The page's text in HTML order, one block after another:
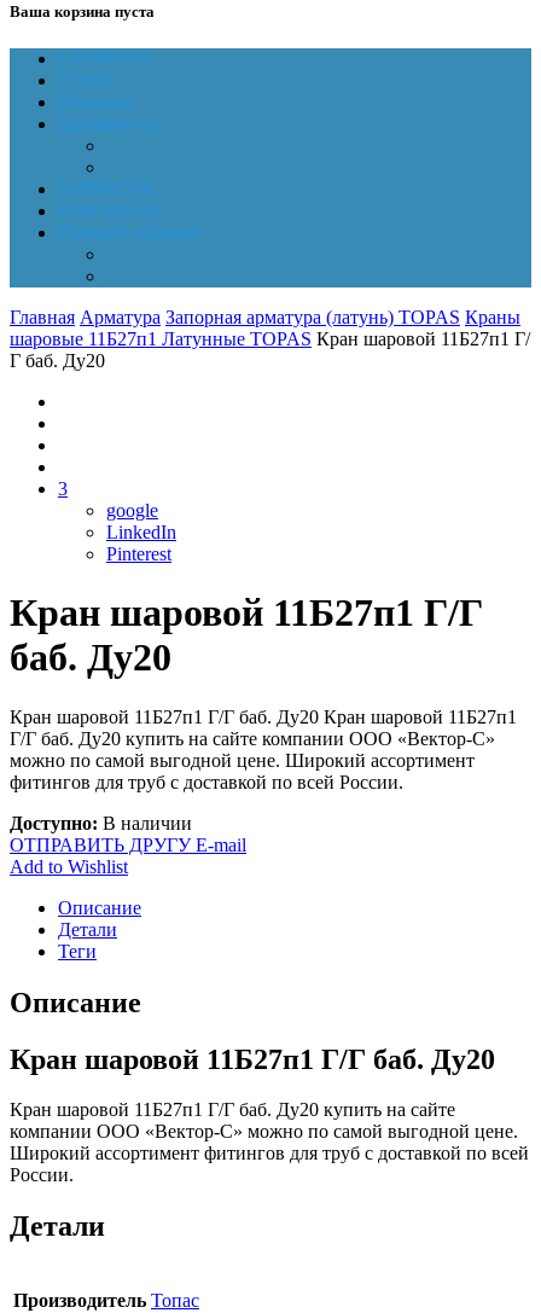
Ваша корзина пуста
ГЛАВНАЯ
О НАС
Магазин
Документы
НОВОСТИ
КОНТАКТЫ
Личный кабинет
Главная Арматура Запорная арматура (латунь) TOPAS Краны
шаровые 11Б27п1 Латунные TOPAS Кран шаровой 11Б27п1 Г/
Г баб. Ду20
3
google
LinkedIn
Pinterest
Кран шаровой 11Б27п1 Г/Г
баб. Ду20
Кран шаровой 11Б27п1 Г/Г баб. Ду20 Кран шаровой 11Б27п1
Г/Г баб. Ду20 купить на сайте компании ООО «Вектор-С»
можно по самой выгодной цене. Широкий ассортимент
фитингов для труб с доставкой по всей России.
Доступно: В наличии
ОТПРАВИТЬ ДРУГУ E-mail
Add to Wishlist
Описание
Детали
Теги
Описание
Кран шаровой 11Б27п1 Г/Г баб. Ду20
Кран шаровой 11Б27п1 Г/Г баб. Ду20 купить на сайте
компании ООО «Вектор-С» можно по самой выгодной цене.
Широкий ассортимент фитингов для труб с доставкой по всей
России.
Детали
Производитель Топас